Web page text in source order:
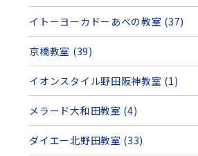
イトーヨーカドーあべの教室 (37)
京橋教室 (39)
イオンスタイル野田阪神教室 (1)
メラード大和田教室 (4)
ダイエー北野田教室 (33)